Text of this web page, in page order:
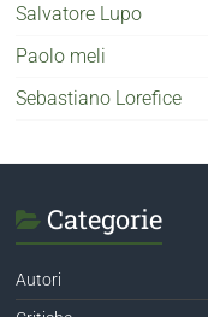
Salvatore Lupo
Paolo meli
Sebastiano Lorefice
Categorie
Autori